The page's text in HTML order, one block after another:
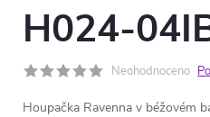
H024-
Neohodnoceno
Houpačka Ravenna v béžovém